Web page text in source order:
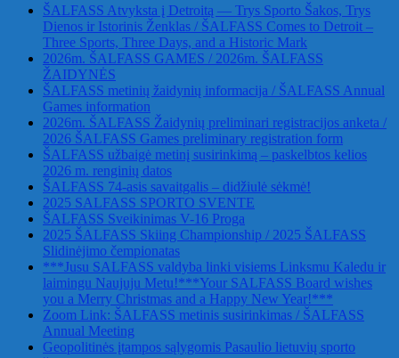
ŠALFASS Atvyksta į Detroitą — Trys Sporto Šakos, Trys
Dienos ir Istorinis Ženklas / ŠALFASS Comes to Detroit –
Three Sports, Three Days, and a Historic Mark
2026m. ŠALFASS GAMES / 2026m. ŠALFASS
ŽAIDYNĖS
ŠALFASS metinių žaidynių informacija / ŠALFASS Annual
Games information
2026m. ŠALFASS Žaidynių preliminari registracijos anketa /
2026 ŠALFASS Games preliminary registration form
ŠALFASS užbaigė metinį susirinkimą – paskelbtos kelios
2026 m. renginių datos
ŠALFASS 74-asis savaitgalis – didžiulė sėkmė!
2025 SALFASS SPORTO SVENTE
ŠALFASS Sveikinimas V-16 Proga
2025 ŠALFASS Skiing Championship / 2025 ŠALFASS
Slidinėjimo čempionatas
***Jusu SALFASS valdyba linki visiems Linksmu Kaledu ir
laimingu Naujuju Metu!***Your SALFASS Board wishes
you a Merry Christmas and a Happy New Year!***
Zoom Link: ŠALFASS metinis susirinkimas / ŠALFASS
Annual Meeting
Geopolitinės įtampos sąlygomis Pasaulio lietuvių sporto